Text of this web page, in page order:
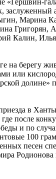
заслуженный
Марина
Григорян,
Калин,
на берегу
или
долине»
в
после
и по
100
песен
Родионова